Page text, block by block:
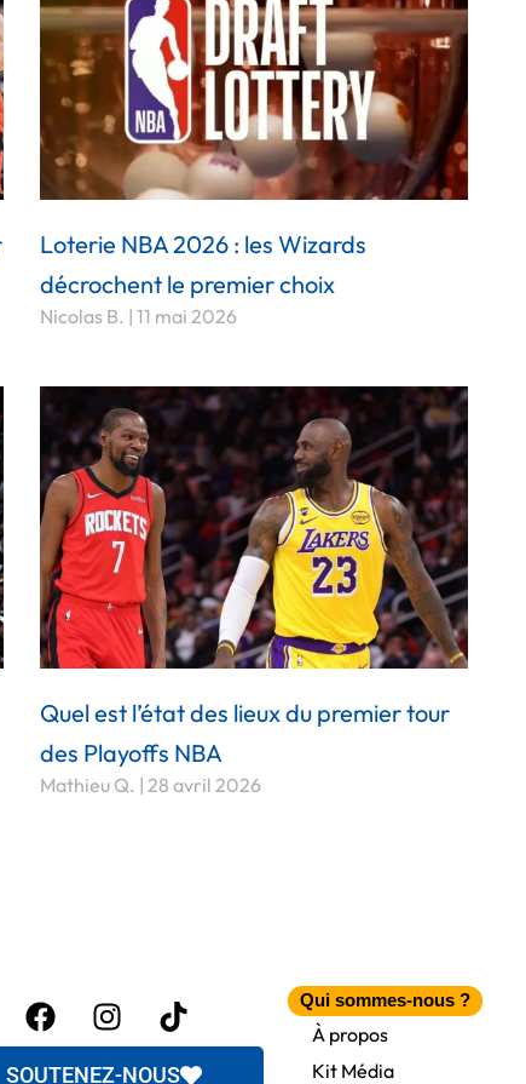
Loterie NBA 2026 : les Wizards
décrochent le premier choix
Nicolas B. 11 mai 2026
Quel est l’état des lieux du premier tour
des Playoffs NBA
Mathieu Q. 28 avril 2026
FacebookInstagram
Tiktok
SOUTENEZ-NOUS
Qui sommes-nous ?
À propos
Kit Média